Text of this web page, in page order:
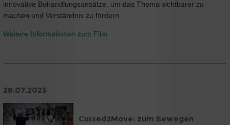
innovative Behandlungsansätze, um das Thema sichtbarer zu
machen und Verständnis zu fördern.
Weitere Informationen zum Film
28.07.2023
Cursed2Move: zum Bewegen